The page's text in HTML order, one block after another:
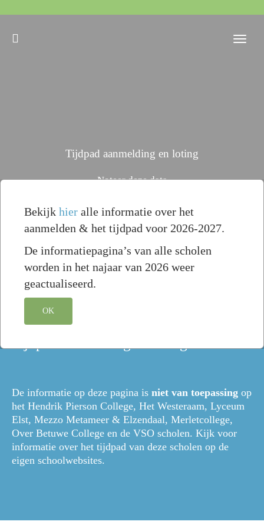
Tijdpad aanmelding en loting
Noteer deze data
De informatie op deze pagina is niet van toepassing op
het Hendrik Pierson College, Het Westeraam, Lyceum
Elst, Mezzo Metameer & Elzendaal, Merletcollege,
Over Betuwe College en de VSO scholen. Kijk voor
informatie over het tijdpad van deze scholen op de
eigen schoolwebsites.
Bekijk hier alle informatie over het
aanmelden & het tijdpad voor 2026-2027.
De informatiepagina’s van alle scholen
worden in het najaar van 2026 weer
geactualiseerd.
OK